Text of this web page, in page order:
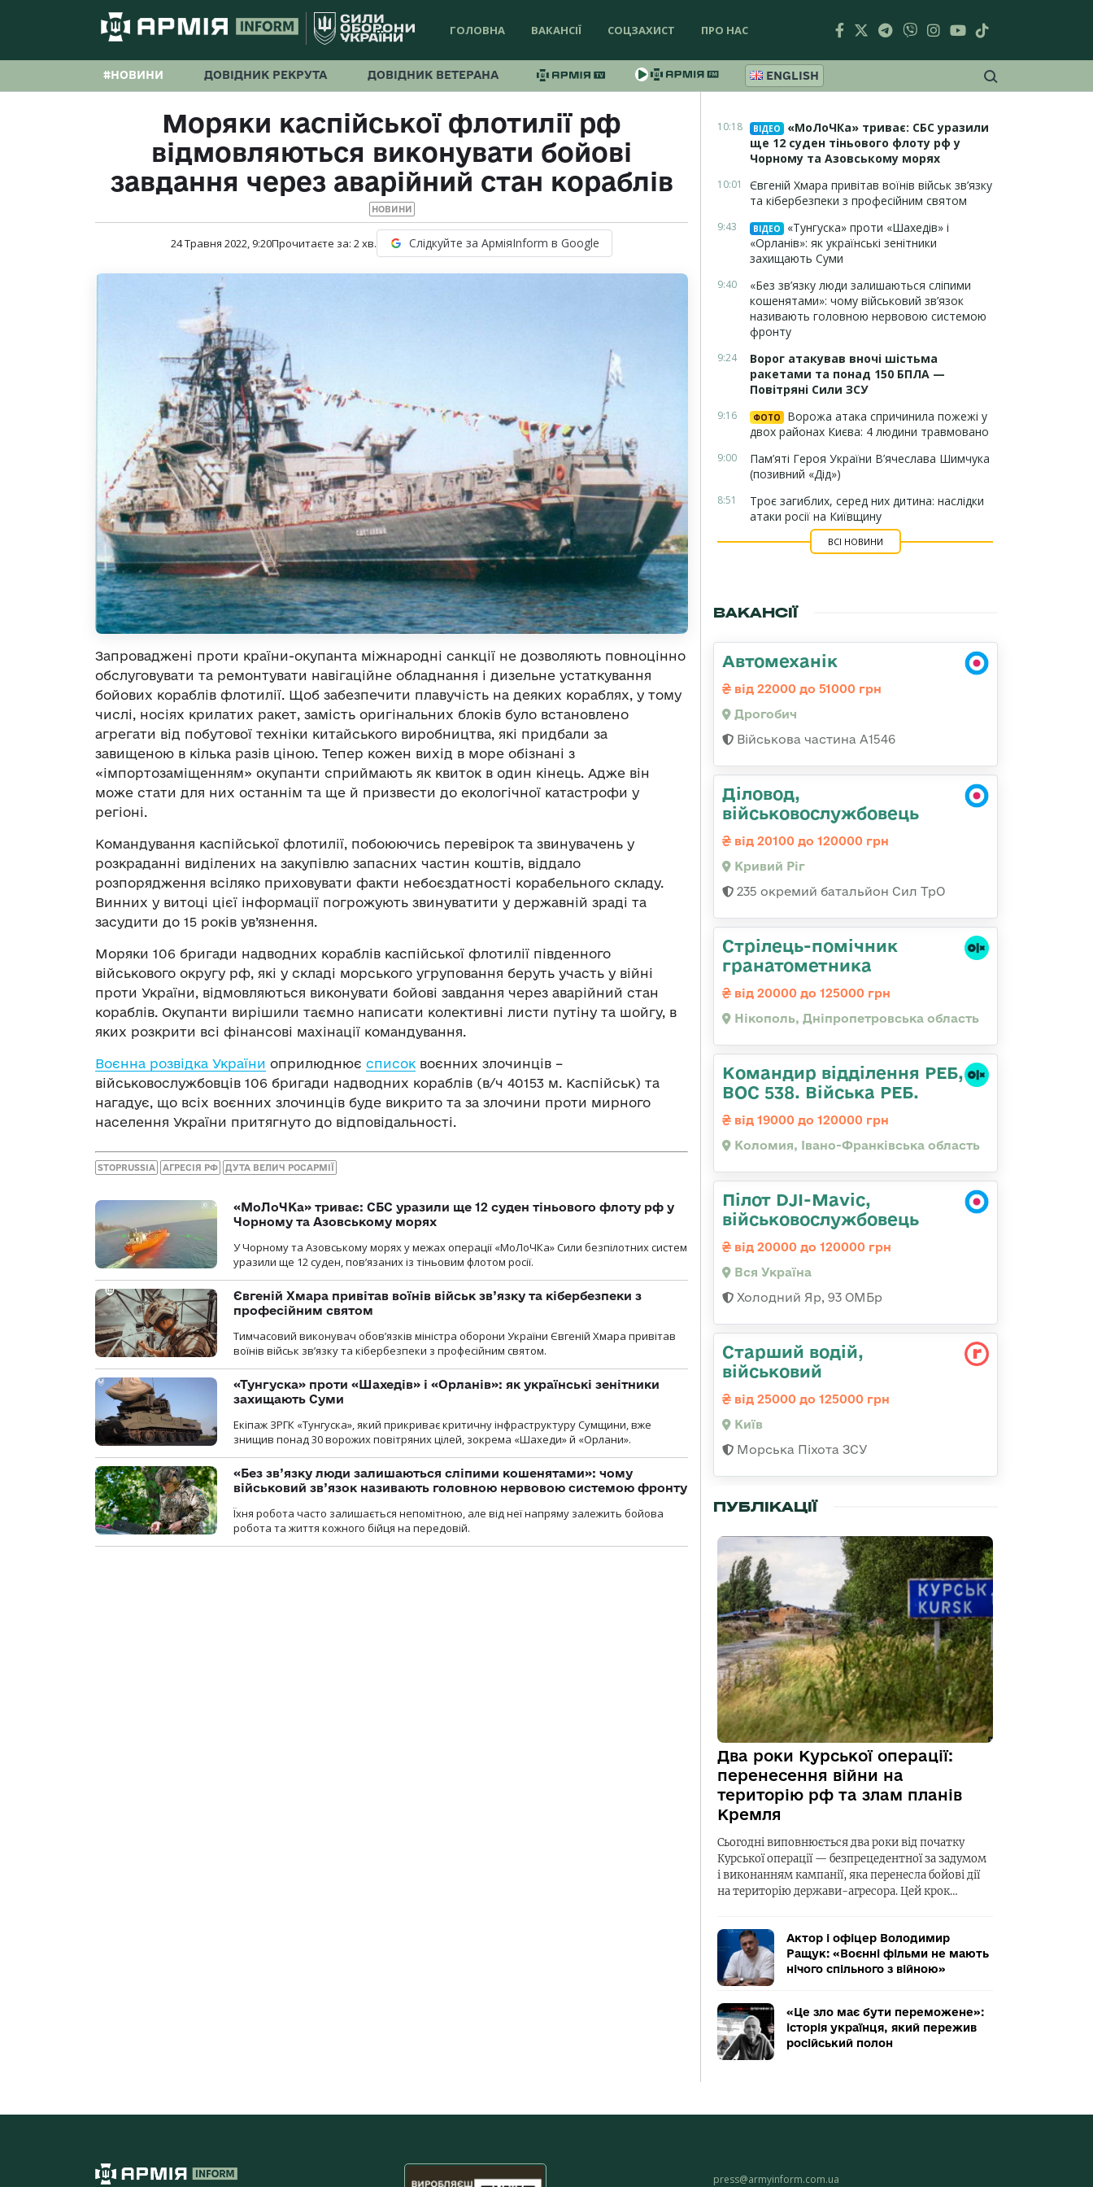
ГОЛОВНА ВАКАНСІЇ СОЦЗАХИСТ ПРО НАС
#НОВИНИ ДОВІДНИК РЕКРУТА ДОВІДНИК ВЕТЕРАНА ENGLISH
Моряки каспійської флотилії рф
відмовляються виконувати бойові
завдання через аварійний стан кораблів
НОВИНИ
24 Травня 2022, 9:20Прочитаєте за: 2хв. Слідкуйте за АрміяInform в Google
Запроваджені проти країни-окупанта міжнародні санкції не дозволяють повноцінно
обслуговувати та ремонтувати навігаційне обладнання і дизельне устаткування
бойових кораблів флотилії. Щоб забезпечити плавучість на деяких кораблях, у тому
числі, носіях крилатих ракет, замість оригінальних блоків було встановлено
агрегати від побутової техніки китайського виробництва, які придбали за
завищеною в кілька разів ціною. Тепер кожен вихід в море обізнані з
«імпортозаміщенням» окупанти сприймають як квиток в один кінець. Адже він
може стати для них останнім та ще й призвести до екологічної катастрофи у
регіоні.
Командування каспійської флотилії, побоюючись перевірок та звинувачень у
розкраданні виділених на закупівлю запасних частин коштів, віддало
розпорядження всіляко приховувати факти небоєздатності корабельного складу.
Винних у витоці цієї інформації погрожують звинуватити у державній зраді та
засудити до 15 років ув’язнення.
Моряки 106 бригади надводних кораблів каспійської флотилії південного
військового округу рф, які у складі морського угруповання беруть участь у війні
проти України, відмовляються виконувати бойові завдання через аварійний стан
кораблів. Окупанти вирішили таємно написати колективні листи путіну та шойгу, в
яких розкрити всі фінансові махінації командування.
Воєнна розвідка України оприлюднює список воєнних злочинців –
військовослужбовців 106 бригади надводних кораблів (в/ч 40153 м. Каспійськ) та
нагадує, що всіх воєнних злочинців буде викрито та за злочини проти мирного
населення України притягнуто до відповідальності.
STOPRUSSIA АГРЕСІЯ РФ ДУТА ВЕЛИЧ РОСАРМІЇ
«МоЛоЧКа» триває: СБС уразили ще 12 суден тіньового флоту рф у
Чорному та Азовському морях
У Чорному та Азовському морях у межах операції «МоЛоЧКа» Сили безпілотних систем
уразили ще 12 суден, пов’язаних із тіньовим флотом росії.
Євгеній Хмара привітав воїнів військ зв’язку та кібербезпеки з
професійним святом
Тимчасовий виконувач обов’язків міністра оборони України Євгеній Хмара привітав
воїнів військ зв’язку та кібербезпеки з професійним святом.
«Тунгуска» проти «Шахедів» і «Орланів»: як українські зенітники
захищають Суми
Екіпаж ЗРГК «Тунгуска», який прикриває критичну інфраструктуру Сумщини, вже
знищив понад 30 ворожих повітряних цілей, зокрема «Шахеди» й «Орлани».
«Без зв’язку люди залишаються сліпими кошенятами»: чому
військовий зв’язок називають головною нервовою системою фронту
Їхня робота часто залишається непомітною, але від неї напряму залежить бойова
робота та життя кожного бійця на передовій.
10:18 ВІДЕО
«МоЛоЧКа» триває: СБС уразили
ще 12 суден тіньового флоту рф у
Чорному та Азовському морях
10:01
Євгеній Хмара привітав воїнів військ зв’язку
та кібербезпеки з професійним святом
9:43 ВІДЕО
«Тунгуска» проти «Шахедів» і
«Орланів»: як українські зенітники
захищають Суми
9:40
«Без зв’язку люди залишаються сліпими
кошенятами»: чому військовий зв’язок
називають головною нервовою системою
фронту
9:24
Ворог атакував вночі шістьма
ракетами та понад 150 БПЛА —
Повітряні Сили ЗСУ
9:16 ФОТО
Ворожа атака спричинила пожежі у
двох районах Києва: 4 людини травмовано
9:00
Пам’яті Героя України В’ячеслава Шимчука
(позивний «Дід»)
8:51
Троє загиблих, серед них дитина: наслідки
атаки росії на Київщину
ВСІ НОВИНИ
ВАКАНСІЇ
Автомеханік
від 22000 до 51000 грн
Дрогобич
Військова частина А1546
Діловод,
військовослужбовець
від 20100 до 120000 грн
Кривий Ріг
235 окремий батальйон Сил ТрО
Стрілець-помічник
гранатометника
від 20000 до 125000 грн
Нікополь, Дніпропетровська область
Командир відділення РЕБ,
ВОС 538. Війська РЕБ.
від 19000 до 120000 грн
Коломия, Івано-Франківська область
Пілот DJI-Mavic,
військовослужбовець
від 20000 до 120000 грн
Вся Україна
Холодний Яр, 93 ОМБр
Старший водій,
військовий
від 25000 до 125000 грн
Київ
Морська Піхота ЗСУ
ПУБЛІКАЦІЇ
Два роки Курської операції:
перенесення війни на
територію рф та злам планів
Кремля
Сьогодні виповнюється два роки від початку
Курської операції — безпрецедентної за задумом
і виконанням кампанії, яка перенесла бойові дії
на територію держави-агресора. Цей крок…
Актор і офіцер Володимир
Ращук: «Воєнні фільми не мають
нічого спільного з війною»
«Це зло має бути переможене»:
історія українця, який пережив
російський полон
press@armyinform.com.ua